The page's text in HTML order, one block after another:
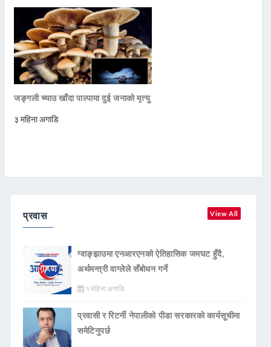
जङ्गली च्याउ खाँदा पाल्पामा दुई जनाको मृत्यु
३ महिना अगाडि
प्रवास View All
ग्वाङ्झाउमा एनआरएनको ऐतिहासिक जमघट हुँदै,
अर्थमन्त्री वाग्लेले सँबोधन गर्ने
१ महिना अगाडि
प्रवासी र रिटर्नी नेपालीको पीडा सरकारको कार्यसूचीमा
समेटिनुपर्छ